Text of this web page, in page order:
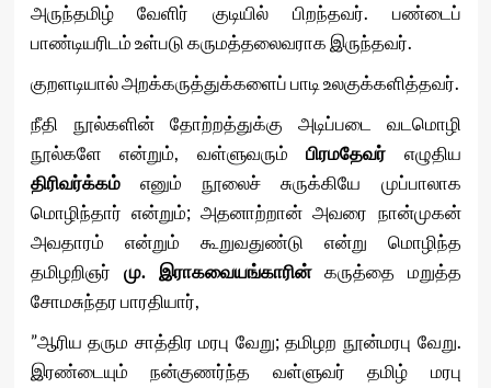
அருந்தமிழ் வேளிர் குடியில் பிறந்தவர். பண்டைப்
பாண்டியரிடம் உள்படு கருமத்தலைவராக இருந்தவர்.
குறளடியால் அறக்கருத்துக்களைப் பாடி உலகுக்களித்தவர்.
நீதி நூல்களின் தோற்றத்துக்கு அடிப்படை வடமொழி
நூல்களே என்றும், வள்ளுவரும் பிரமதேவர் எழுதிய
திரிவர்க்கம்எனும் நூலைச் சுருக்கியே முப்பாலாக
மொழிந்தார் என்றும்; அதனாற்றான் அவரை நான்முகன்
அவதாரம் என்றும் கூறுவதுண்டு என்று மொழிந்த
தமிழறிஞர் மு. இராகவையங்காரின்கருத்தை மறுத்த
சோமசுந்தர பாரதியார்,
”ஆரிய தரும சாத்திர மரபு வேறு; தமிழற நூன்மரபு வேறு.
இரண்டையும் நன்குணர்ந்த வள்ளுவர் தமிழ் மரபு